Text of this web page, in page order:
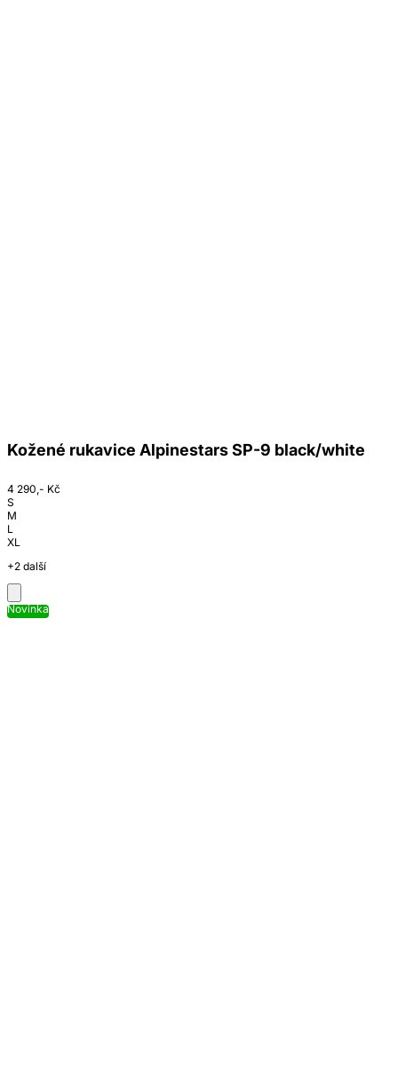
Kožené rukavice Alpinestars SP-9 black/white
4 290,- Kč
S
M
L
XL
+2 další
Novinka